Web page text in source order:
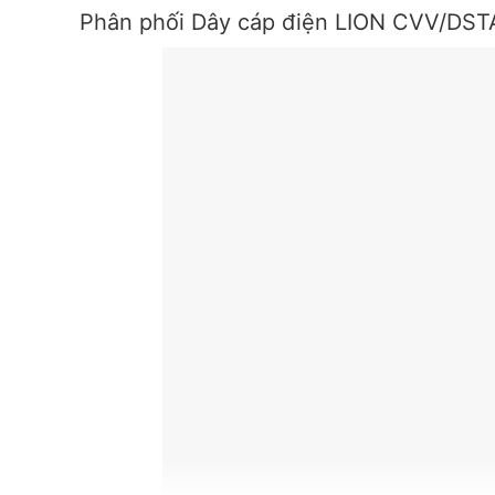
Phân phối Dây cáp điện LION CVV/